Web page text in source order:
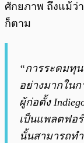
ศักยภาพ ถึงแม้ว่
ก็ตาม
“การระดมทุ
อย่างมากในก
ผู้ก่อตั้ง
เป็นแพลตฟอ
นั้นสามารถท